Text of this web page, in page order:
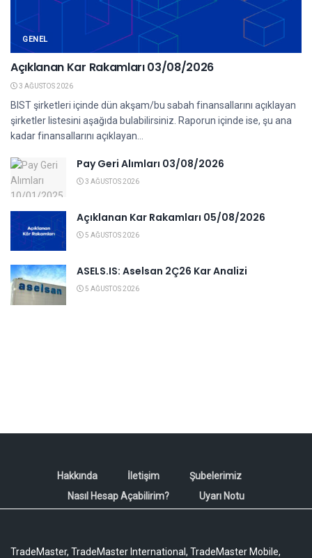
GENEL
Açıklanan Kar Rakamları 03/08/2026
3 AĞUSTOS 2026
BIST şirketleri içinde dün akşam/bu sabah finansallarını açıklayan
şirketler listesini aşağıda bulabilirsiniz. Raporun içinde ise, şu ana
kadar finansallarını açıklayan...
Pay Geri Alımları 03/08/2026
3 AĞUSTOS 2026
Açıklanan Kar Rakamları 05/08/2026
5 AĞUSTOS 2026
ASELS.IS: Aselsan 2Ç26 Kar Analizi
5 AĞUSTOS 2026
Hakkında İletişim
Şubelerimiz
Nasıl Hesap Açabilirim?
Uyarı Notu
TradeMaster, TradeMaster International, TradeMaster Mobile,